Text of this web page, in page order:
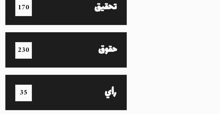
تحقيق 170
حقوق 230
رأي 35